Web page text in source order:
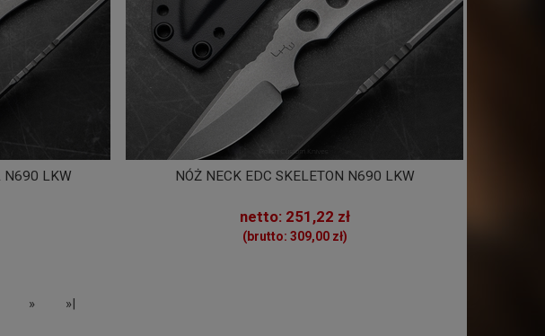
N690 LKW NÓŻ NECK EDC SKELETON N690 LKW
netto: 251,22 zł
(brutto: 309,00 zł)
» »|